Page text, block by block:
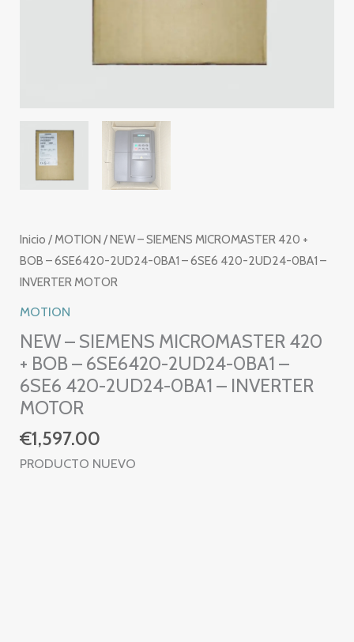
Inicio /MOTION / NEW – SIEMENS MICROMASTER 420 +
BOB – 6SE6420-2UD24-0BA1 – 6SE6 420-2UD24-0BA1 –
INVERTER MOTOR
MOTION
NEW – SIEMENS MICROMASTER 420
+ BOB – 6SE6420-2UD24-0BA1 –
6SE6 420-2UD24-0BA1 – INVERTER
MOTOR
€1,597.00
PRODUCTO NUEVO